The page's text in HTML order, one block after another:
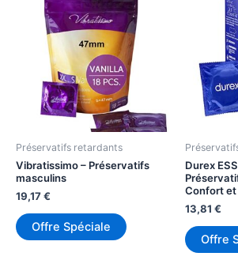
Préservatifs retardants
Vibratissimo – Préservatifs
masculins
19,17€
Offre Spéciale
Durex
Confort
13,81 €
Offre